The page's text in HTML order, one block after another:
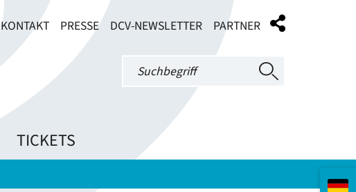
KONTAKT PRESSE DCV-NEWSLETTER PARTNER
TICKETS